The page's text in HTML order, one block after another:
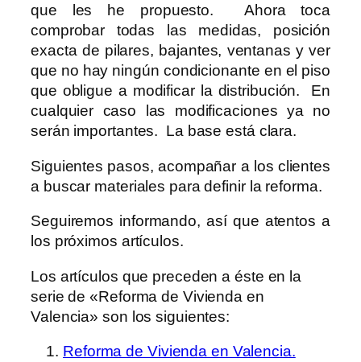
que les he propuesto. Ahora toca
comprobar todas las medidas, posición
exacta de pilares, bajantes, ventanas y ver
que no hay ningún condicionante en el piso
que obligue a modificar la distribución. En
cualquier caso las modificaciones ya no
serán importantes. La base está clara.
Siguientes pasos, acompañar a los clientes
a buscar materiales para definir la reforma.
Seguiremos informando, así que atentos a
los próximos artículos.
Los artículos que preceden a éste en la
serie de «Reforma de Vivienda en
Valencia» son los siguientes:
Reforma de Vivienda en Valencia.